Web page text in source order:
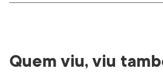
Quem viu, viu